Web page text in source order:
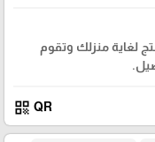
لغاية منزلك وتقوم
QR
qr_code